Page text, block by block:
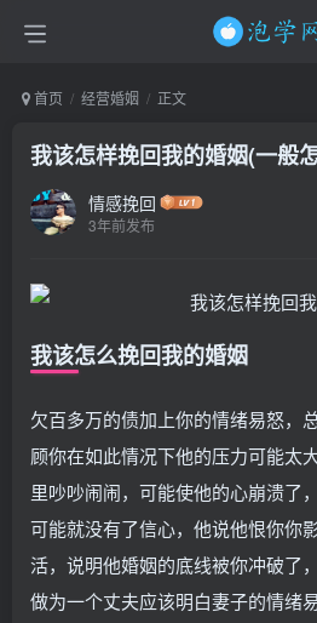
首页 经营婚姻 正文
我该怎样挽回我的婚姻(一般
情感挽回
3年前发布
我该怎么挽回我的婚姻
欠百多万的债加上你的情绪易怒，
顾你在如此情况下他的压力可能太
里吵吵闹闹，可能使他的心崩溃了
可能就没有了信心，他说他恨你你
活，说明他婚姻的底线被你冲破了
做为一个丈夫应该明白妻子的情绪